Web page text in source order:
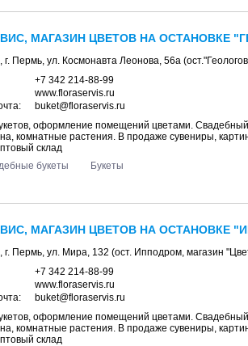
МАГАЗИН ЦВЕТОВ НА ОСТАНОВКЕ
, г. Пермь, ул. Космонавта Леонова, 56а
+7 342 214-88-99
www.floraservis.ru
buket@floraservis.ru
оформление помещений цветами. Свадебный
комнатные растения. В продаже сувениры,
склад
букеты
Букеты
МАГАЗИН ЦВЕТОВ НА ОСТАНОВКЕ
, г. Пермь, ул. Мира, 132 (ост. Ипподром, магазин
+7 342 214-88-99
www.floraservis.ru
buket@floraservis.ru
оформление помещений цветами. Свадебный
комнатные растения. В продаже сувениры,
склад